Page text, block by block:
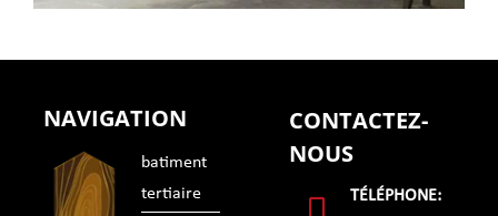
NAVIGATION
batiment
tertiaire
CONTACTEZ-
NOUS
TÉLÉPHONE: